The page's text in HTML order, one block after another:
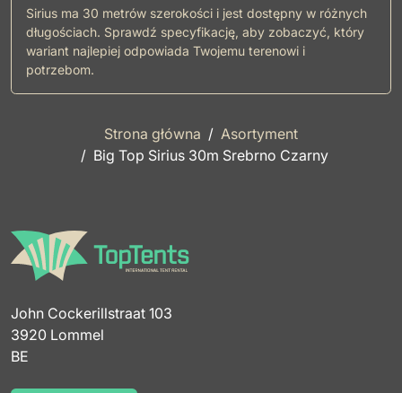
Sirius ma 30 metrów szerokości i jest dostępny w różnych
długościach. Sprawdź specyfikację, aby zobaczyć, który
wariant najlepiej odpowiada Twojemu terenowi i
potrzebom.
Strona główna
Asortyment
Big Top Sirius 30m Srebrno Czarny
John Cockerillstraat 103
3920 Lommel
BE